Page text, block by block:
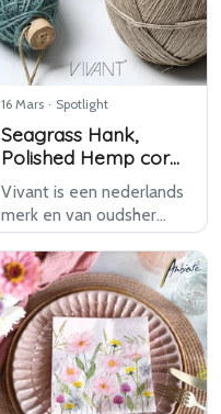
16 Mars · Spotlight
Seagrass Hank,
Polished Hemp cords
& Flaxcord van
Vivant
Vivant is een nederlands
merk en van oudsher
gespecialiseerd in linten,
strikken en koorden,
maar u kunt er inmiddels
ook terecht voor allerlei
aanverwante
decoratieve materiale…